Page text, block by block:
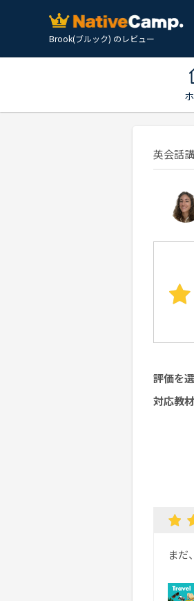
Brook(ブルック) のレビュー
英会話
評価を
対応教材
まだ